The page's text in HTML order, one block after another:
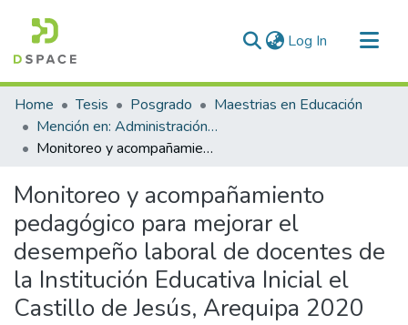
Log In (current)
Communities & Collections
All of DSpace
Statistics
Home Tesis Posgrado
Maestrias en Educación
Mención en: Administración y Gerencia Educativa
Monitoreo y acompañamiento pedagógico para mejorar el desempeño laboral de docentes de la Institución Educativa Inicial el Castillo de Jesús, Arequipa 2020
Monitoreo y acompañamiento
pedagógico para mejorar el
desempeño laboral de docentes de
la Institución Educativa Inicial el
Castillo de Jesús, Arequipa 2020